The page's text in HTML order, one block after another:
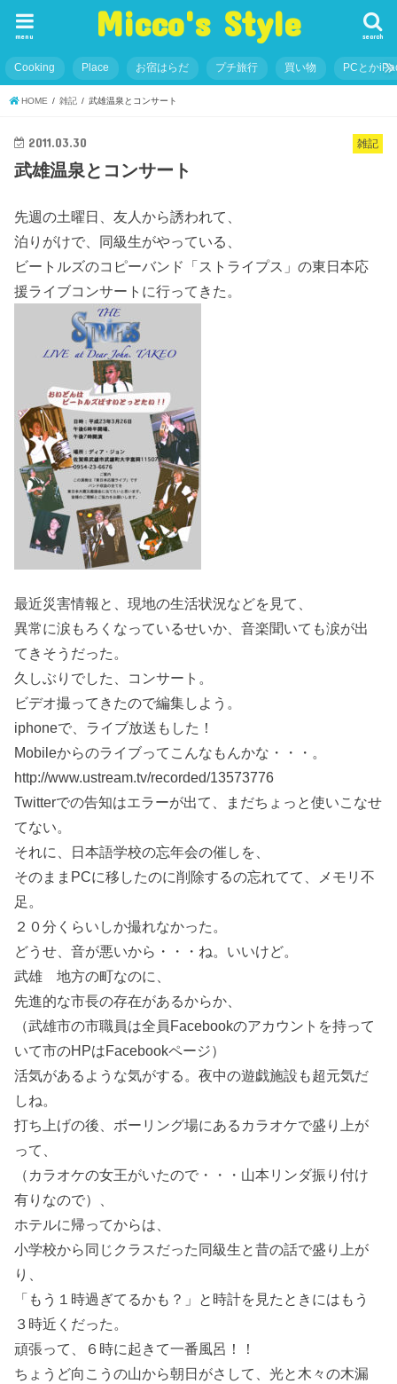
Micco's Style search
menu
Cooking Place お宿はらだ プチ旅行 買い物 PCとか
HOME 雑記 武雄温泉とコンサート
雑記
2011.03.30
武雄温泉とコンサート
先週の土曜日、友人から誘われて、
泊りがけで、同級生がやっている、
ビートルズのコピーバンド「ストライプス」の東日本応
援ライブコンサートに行ってきた。
最近災害情報と、現地の生活状況などを見て、
異常に涙もろくなっているせいか、音楽聞いても涙が出
てきそうだった。
久しぶりでした、コンサート。
ビデオ撮ってきたので編集しよう。
iphoneで、ライブ放送もした！
Mobileからのライブってこんなもんかな・・・。
http://www.ustream.tv/recorded/13573776
Twitterでの告知はエラーが出て、まだちょっと使いこなせ
てない。
それに、日本語学校の忘年会の催しを、
そのままPCに移したのに削除するの忘れてて、メモリ不
足。
２０分くらいしか撮れなかった。
どうせ、音が悪いから・・・ね。いいけど。
武雄 地方の町なのに、
先進的な市長の存在があるからか、
（武雄市の市職員は全員Facebookのアカウントを持って
いて市のHPはFacebookページ）
活気があるような気がする。夜中の遊戯施設も超元気だ
しね。
打ち上げの後、ボーリング場にあるカラオケで盛り上が
って、
（カラオケの女王がいたので・・・山本リンダ振り付け
有りなので）、
ホテルに帰ってからは、
小学校から同じクラスだった同級生と昔の話で盛り上が
り、
「もう１時過ぎてるかも？」と時計を見たときにはもう
３時近くだった。
頑張って、６時に起きて一番風呂！！
ちょうど向こうの山から朝日がさして、光と木々の木漏